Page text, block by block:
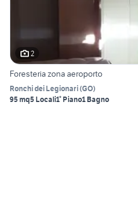
2
Foresteria zona aeroporto
Ronchi dei Legionari(GO)
95 mq5 Locali1° Piano1 Bagno